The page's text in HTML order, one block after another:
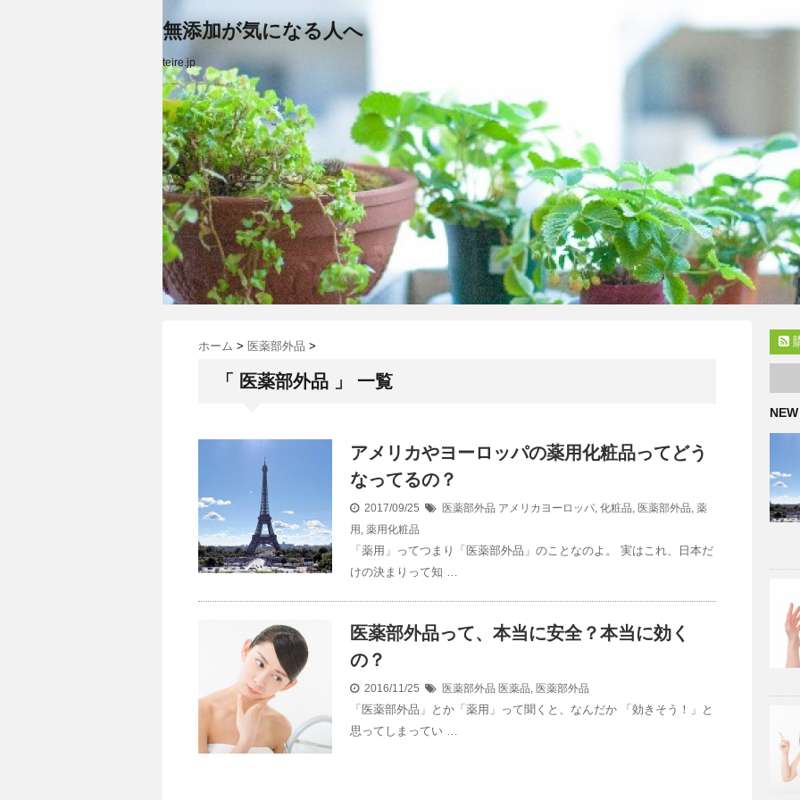
無添加が気になる人へ
teire.jp
ホーム > 医薬部外品 >
「 医薬部外品 」 一覧
アメリカやヨーロッパの薬用化粧品ってどう
なってるの？
2017/09/25 医薬部外品 アメリカヨーロッパ, 化粧品, 医薬部外品, 薬
用 , 薬用化粧品
「薬用」ってつまり「医薬部外品」のことなのよ。 実はこれ、日本だ
けの決まりって知 …
医薬部外品って、本当に安全？本当に効く
の？
2016/11/25 医薬部外品 医薬品, 医薬部外品
「医薬部外品」とか「薬用」って聞くと、なんだか 「効きそう！」と
思ってしまってい …